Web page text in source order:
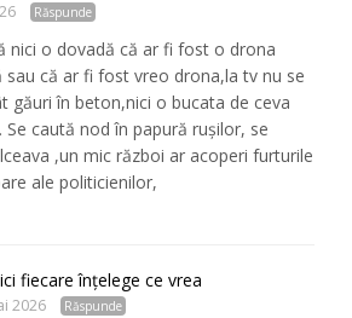
Răspunde
nici o dovadă că ar fi fost o drona
sau că ar fi fost vreo drona,la tv nu se
găuri în beton,nici o bucata de ceva
Se caută nod în papură rușilor, se
,un mic război ar acoperi furturile
ale politicienilor,
fiecare înțelege ce vrea
2026 Răspunde